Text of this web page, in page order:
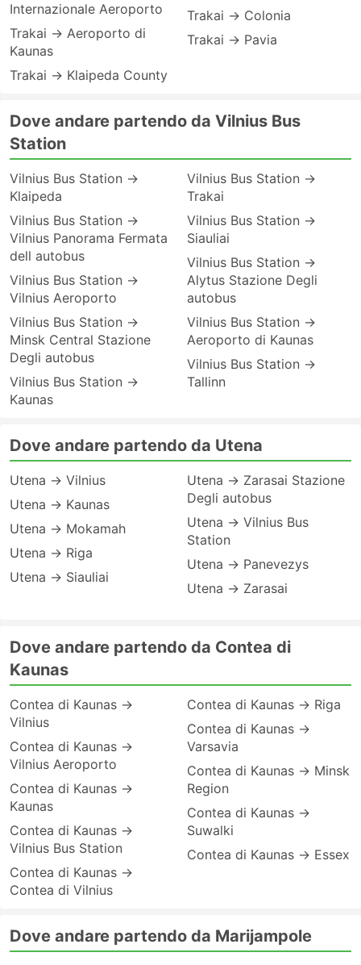
Internazionale Aeroporto
Trakai → Aeroporto di
Kaunas
Trakai → Klaipeda County
Trakai → Colonia
Trakai → Pavia
Dove andare partendo da Vilnius Bus
Station
Vilnius Bus Station →
Klaipeda
Vilnius Bus Station →
Vilnius Panorama Fermata
dell autobus
Vilnius Bus Station →
Vilnius Aeroporto
Vilnius Bus Station →
Minsk Central Stazione
Degli autobus
Vilnius Bus Station →
Kaunas
Vilnius Bus Station →
Trakai
Vilnius Bus Station →
Siauliai
Vilnius Bus Station →
Alytus Stazione Degli
autobus
Vilnius Bus Station →
Aeroporto di Kaunas
Vilnius Bus Station →
Tallinn
Dove andare partendo da Utena
Utena → Vilnius
Utena → Kaunas
Utena → Mokamah
Utena → Riga
Utena → Siauliai
Utena → Zarasai Stazione
Degli autobus
Utena → Vilnius Bus
Station
Utena → Panevezys
Utena → Zarasai
Dove andare partendo da Contea di
Kaunas
Contea di Kaunas →
Vilnius
Contea di Kaunas →
Vilnius Aeroporto
Contea di Kaunas →
Kaunas
Contea di Kaunas →
Vilnius Bus Station
Contea di Kaunas →
Contea di Vilnius
Contea di Kaunas → Riga
Contea di Kaunas →
Varsavia
Contea di Kaunas → Minsk
Region
Contea di Kaunas →
Suwalki
Contea di Kaunas → Essex
Dove andare partendo da Marijampole